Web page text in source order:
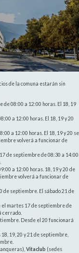
de la comuna estarán sin
08:00 a 12:00 horas. El 18, 19
a 12:00 horas. El 18, 19 y 20
a 12:00 horas. El 18, 19 y 20 se
volverá a funcionar de
de septiembre de 08:30 a 14:00
a 12:00 horas. 18, 19 y 20 de
volverá a funcionar de
de septiembre. El sábado 21 de
martes 17 de septiembre de
cerrado.
Desde el 20 funcionará
19, 20 y 21 de septiembre,
Vitaclub (sedes